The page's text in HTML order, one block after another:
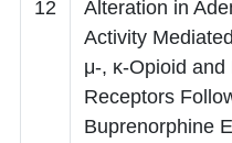
12
Alteration in
Activity
μ-, κ-Opioid and
Receptors
Buprenorphine